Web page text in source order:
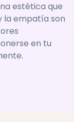
estética que
la empatía son
en tu